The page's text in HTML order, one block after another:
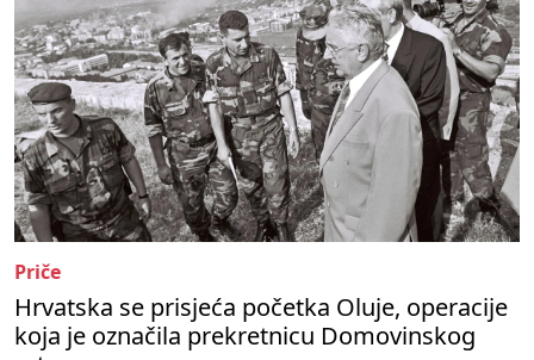
Priče
Hrvatska se prisjeća početka Oluje, operacije
koja je označila prekretnicu Domovinskog